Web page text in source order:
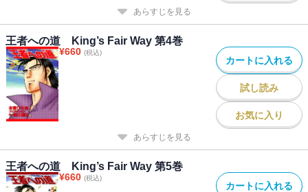
あらすじを見る
王者への道 King’s Fair Way 第4巻
¥660 (税込)
カートに入れる
試し読み
お気に入り
あらすじを見る
王者への道 King’s Fair Way 第5巻
¥660 (税込)
カートに入れる